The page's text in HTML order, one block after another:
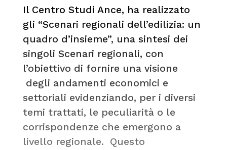
Il Centro Studi Ance, ha realizzato
gli “Scenari regionali dell’edilizia: un
quadro d’insieme”, una sintesi dei
singoli Scenari regionali, con
l’obiettivo di fornire una visione
degli andamenti economici e
settoriali evidenziando, per i diversi
temi trattati, le peculiarità o le
corrispondenze che emergono a
livello regionale. Questo